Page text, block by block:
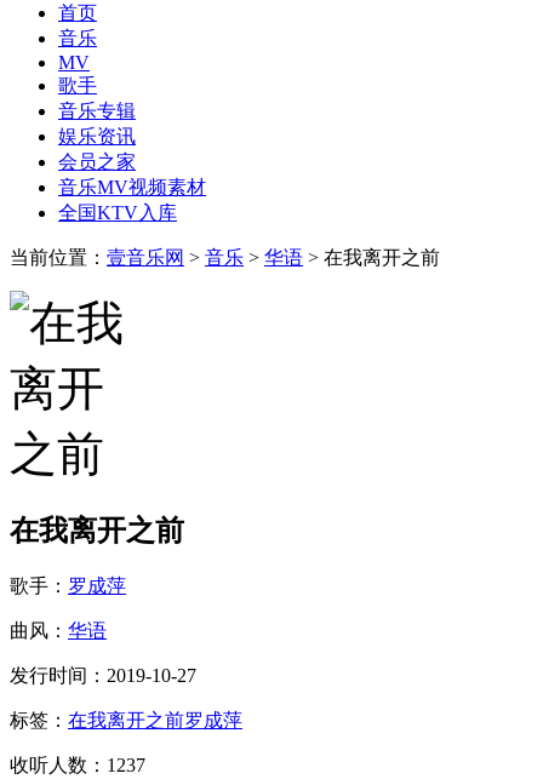
首页
音乐
MV
歌手
音乐专辑
娱乐资讯
会员之家
音乐MV视频素材
全国KTV入库
当前位置： 壹音乐网 > 音乐 > 华语 > 在我离开之前
在我离开之前
歌手： 罗成萍
曲风： 华语
发行时间：2019-10-27
标签： 在我离开之前罗成萍
收听人数：1237